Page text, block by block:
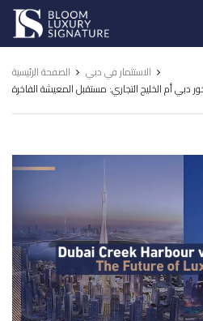
Luxury
Signature
الصفحة الرئيسية
الاستثمار في دبي
دبي أم الخليج التجاري: مستقبل المعيشة الفاخرة